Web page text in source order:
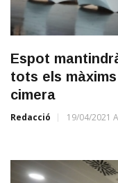
Espot
tots els
cimera
Redacció 19/04/2021